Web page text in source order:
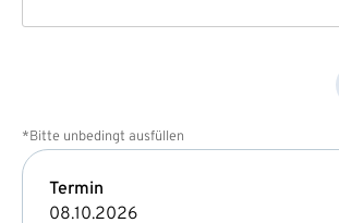
*Bitte unbedingt ausfüllen
Termin
08.10.2026